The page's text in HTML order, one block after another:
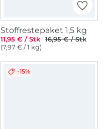
Stoffrestepaket 1,5 kg
11,95 € / Stk
16,95 € / Stk
(7,97 € / 1 kg)
-15%